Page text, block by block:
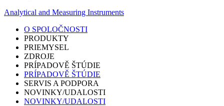
Analytical and Measuring Instruments
O SPOLOČNOSTI
PRODUKTY
PRIEMYSEL
ZDROJE
PRÍPADOVĚ ŠTÚDIE
PRÍPADOVĚ ŠTÚDIE
SERVIS A PODPORA
NOVINKY/UDALOSTI
NOVINKY/UDALOSTI